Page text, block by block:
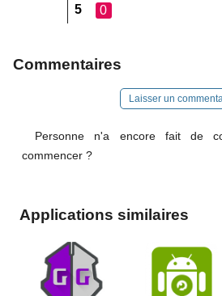
5
0
Commentaires
Laisser un
Personne n'a encore fait de
commencer ?
Applications similaires